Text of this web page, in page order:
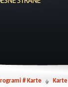
# Karte Karte